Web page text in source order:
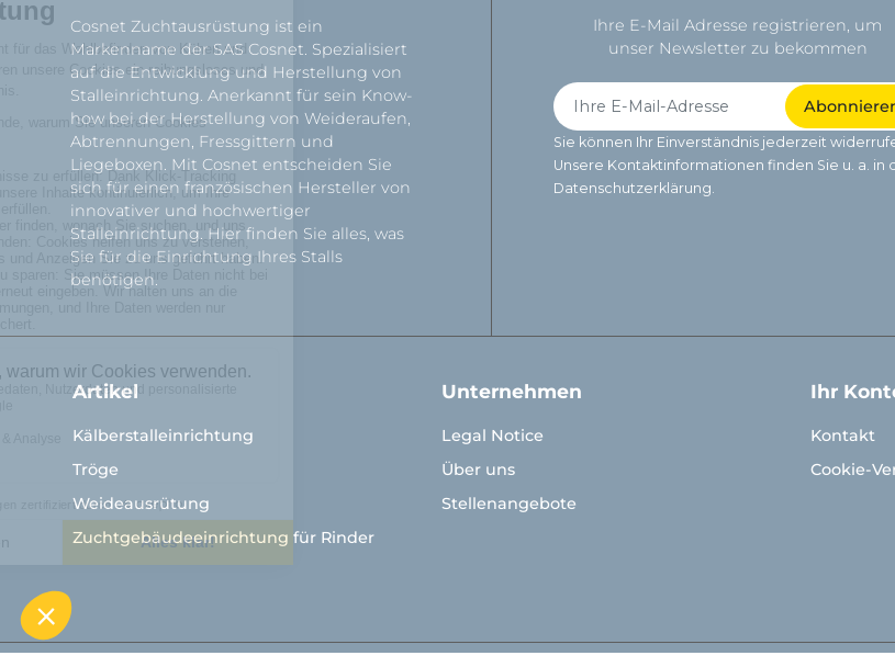
Cosnet Zuchtausrüstung ist ein
Markenname der SAS Cosnet. Spezialisiert
auf die Entwicklung und Herstellung von
Stalleinrichtung. Anerkannt für sein Know-
how bei der Herstellung von Weideraufen,
Abtrennungen, Fressgittern und
Liegeboxen. Mit Cosnet entscheiden Sie
sich für einen französischen Hersteller von
innovativer und hochwertiger
Stalleinrichtung. Hier finden Sie alles, was
Sie für die Einrichtung Ihres Stalls
benötigen.
Ihre E-Mail Adresse registrieren, um
unser Newsletter zu bekommen
Sie können Ihr Einverständnis jederzeit
Unsere Kontaktinformationen finden Sie u. a. in
Datenschutzerklärung.
Artikel
Kälberstalleinrichtung
Tröge
Weideausrütung
Zuchtgebäudeeinrichtung für Rinder
Unternehmen
Legal Notice
Über uns
Stellenangebote
Ihr
Kontakt
Cookie-